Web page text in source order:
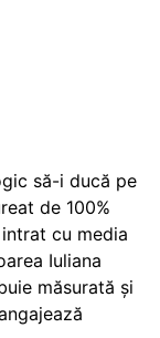
să-i ducă pe
de 100%
cu media
Iuliana
măsurată și